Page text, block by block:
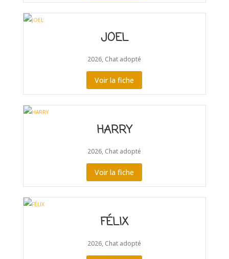
JOEL
2026, Chat adopté
Voir la fiche
HARRY
2026, Chat adopté
Voir la fiche
FÉLIX
2026, Chat adopté